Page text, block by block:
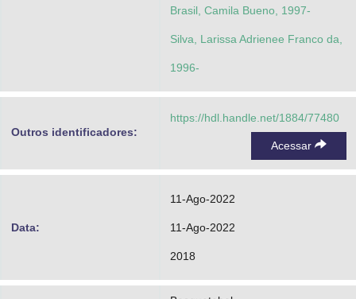
Brasil, Camila Bueno, 1997-
Silva, Larissa Adrienee Franco da,
1996-
Outros identificadores:
https://hdl.handle.net/1884/77480
Acessar
Data:
11-Ago-2022
11-Ago-2022
2018